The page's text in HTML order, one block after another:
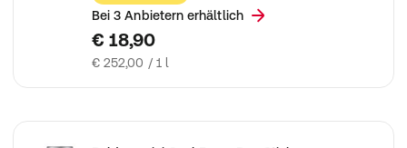
Bei 3 Anbietern erhältlich
€ 18,90
€ 252,00 / 1 l